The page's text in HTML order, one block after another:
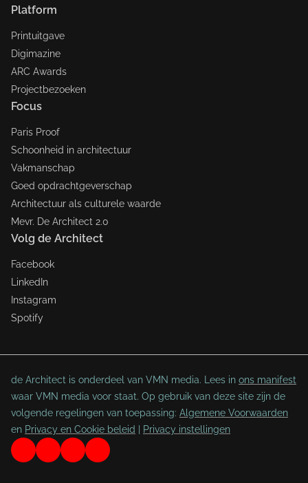
Platform
Printuitgave
Digimazine
ARC Awards
Projectbezoeken
Focus
Paris Proof
Schoonheid in architectuur
Vakmanschap
Goed opdrachtgeverschap
Architectuur als culturele waarde
Mevr. De Architect 2.0
Volg de Architect
Facebook
LinkedIn
Instagram
Spotify
de Architect is onderdeel van VMN media. Lees in ons manifest
waar VMN media voor staat. Op gebruik van deze site zijn de
volgende regelingen van toepassing: Algemene Voorwaarden
en Privacy en Cookie beleid Privacy instellingen